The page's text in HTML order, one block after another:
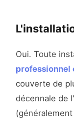
Oui. Toute
professionnel
couverte de
décennale de